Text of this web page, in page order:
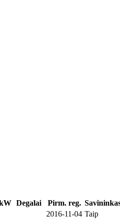
Degalai Pirm. reg.
2016-11-04 Taip